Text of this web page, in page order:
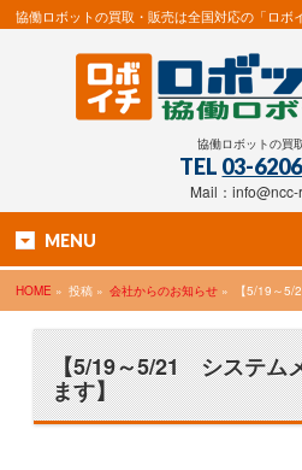
協働ロボットの買取・販売は全国対応の「ロボ
協働ロボットの買
TEL 03-
Mail：
MENU
HOME » 投稿 » 会社からのお知らせ » 【5/19～
【5/19～5/21 システム
ます】